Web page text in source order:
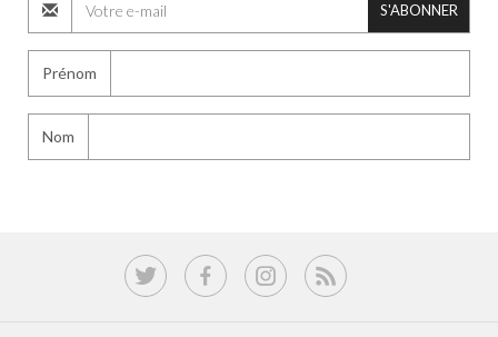
S'ABONNER
Prénom
Nom